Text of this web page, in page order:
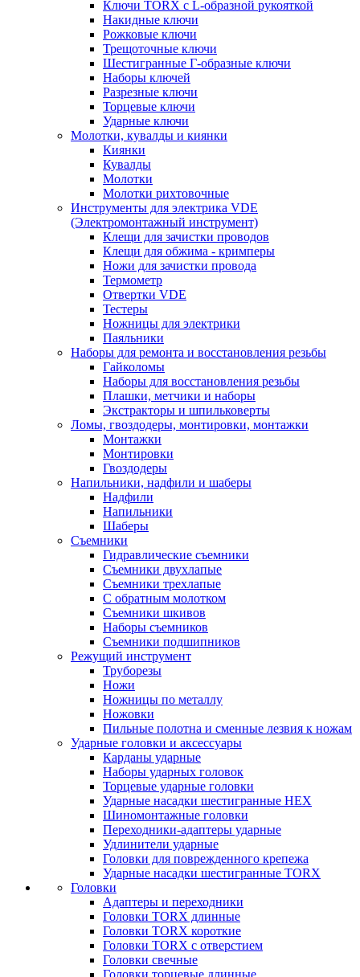
Ключи TORX с L-образной рукояткой
Накидные ключи
Рожковые ключи
Трещоточные ключи
Шестигранные Г-образные ключи
Наборы ключей
Разрезные ключи
Торцевые ключи
Ударные ключи
Молотки, кувалды и киянки
Киянки
Кувалды
Молотки
Молотки рихтовочные
Инструменты для электрика VDE
(Электромонтажный инструмент)
Клещи для зачистки проводов
Клещи для обжима - кримперы
Ножи для зачистки провода
Термометр
Отвертки VDE
Тестеры
Ножницы для электрики
Паяльники
Наборы для ремонта и восстановления резьбы
Гайколомы
Наборы для восстановления резьбы
Плашки, метчики и наборы
Экстракторы и шпильковерты
Ломы, гвоздодеры, монтировки, монтажки
Монтажки
Монтировки
Гвоздодеры
Напильники, надфили и шаберы
Надфили
Напильники
Шаберы
Съемники
Гидравлические съемники
Съемники двухлапые
Съемники трехлапые
С обратным молотком
Съемники шкивов
Наборы съемников
Съемники подшипников
Режущий инструмент
Труборезы
Ножи
Ножницы по металлу
Ножовки
Пильные полотна и сменные лезвия к ножам
Ударные головки и аксессуары
Карданы ударные
Наборы ударных головок
Торцевые ударные головки
Ударные насадки шестигранные HEX
Шиномонтажные головки
Переходники-адаптеры ударные
Удлинители ударные
Головки для поврежденного крепежа
Ударные насадки шестигранные TORX
Головки
Адаптеры и переходники
Головки TORX длинные
Головки TORX короткие
Головки TORX с отверстием
Головки свечные
Головки торцевые длинные